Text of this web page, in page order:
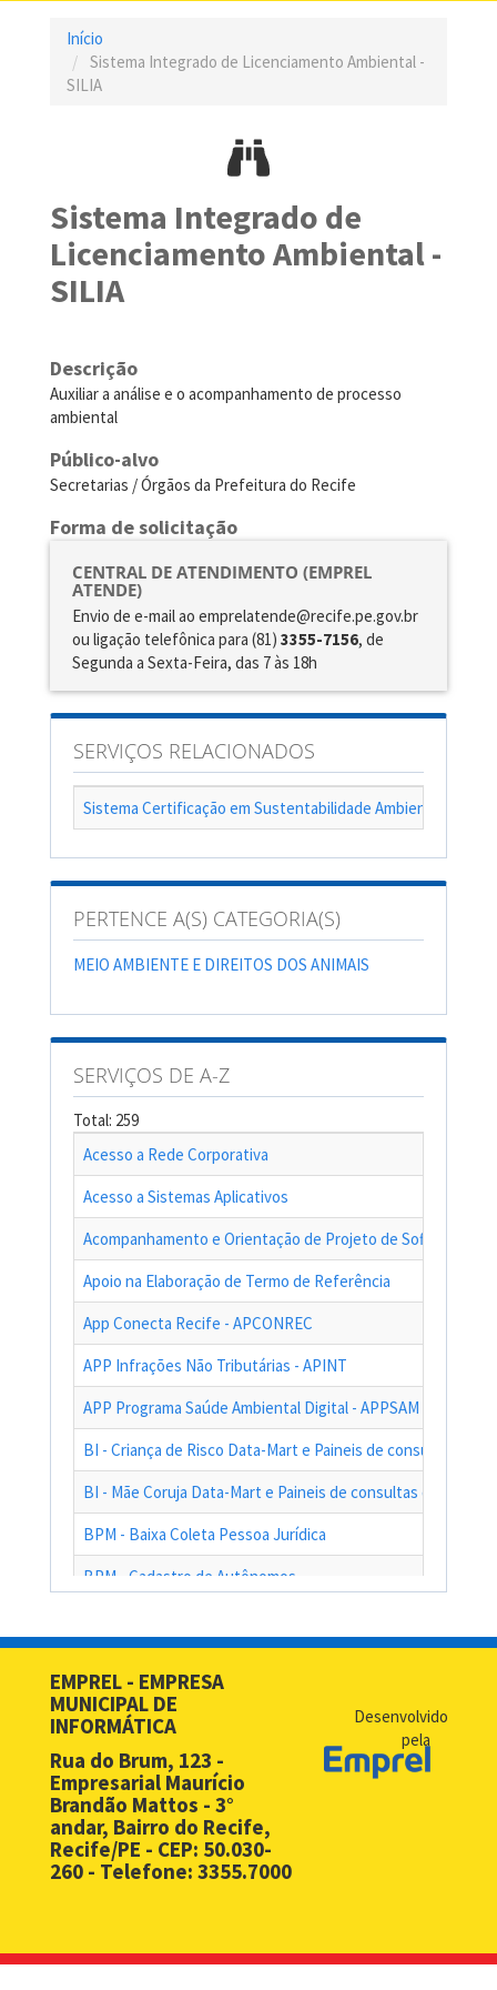
Início
Sistema Integrado de Licenciamento Ambiental -
SILIA
Sistema Integrado de
Licenciamento Ambiental -
SILIA
Descrição
Auxiliar a análise e o acompanhamento de processo
ambiental
Público-alvo
Secretarias / Órgãos da Prefeitura do Recife
Forma de solicitação
CENTRAL DE ATENDIMENTO (EMPREL
ATENDE)
Envio de e-mail ao emprelatende@recife.pe.gov.br
ou ligação telefônica para (81) 3355-7156, de
Segunda a Sexta-Feira, das 7 às 18h
SERVIÇOS RELACIONADOS
Sistema Certificação em Sustentabilidade Ambiental do
PERTENCE A(S) CATEGORIA(S)
MEIO AMBIENTE E DIREITOS DOS ANIMAIS
SERVIÇOS DE A-Z
Total: 259
Acesso a Rede Corporativa
Acesso a Sistemas Aplicativos
Acompanhamento e Orientação de Projeto de Software
Apoio na Elaboração de Termo de Referência
App Conecta Recife - APCONREC
APP Infrações Não Tributárias - APINT
APP Programa Saúde Ambiental Digital - APPSAM
BI - Criança de Risco Data-Mart e Paineis de consultas das
BI - Mãe Coruja Data-Mart e Paineis de consultas das
BPM - Baixa Coleta Pessoa Jurídica
BPM - Cadastro de Autônomos
BPM - Cadastro Simplificado para Contribuintes de Outros
BPM - Desbloqueio de Senha Web - PF
BPM - Desbloqueio de Senha Web - PJ
BPM - Licença Premio
BPM - Monitoramento Áreas de Risco
EMPREL - EMPRESA
MUNICIPAL DE
INFORMÁTICA
Rua do Brum, 123 -
Empresarial Maurício
Brandão Mattos - 3°
andar, Bairro do Recife,
Recife/PE - CEP: 50.030-
260 - Telefone: 3355.7000
Desenvolvido
pela